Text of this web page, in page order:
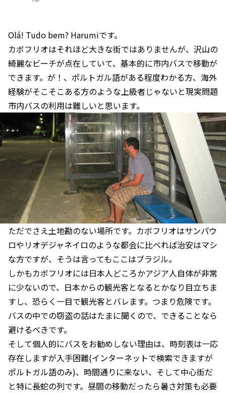
Olá! Tudo bem? Harumiです。
カボフリオはそれほど大きな街ではありませんが、沢山の
綺麗なビーチが点在していて、基本的に市内バスで移動が
できます。が！、ポルトガル語がある程度わかる方、海外
経験がそこそこある方のような上級者じゃないと現実問題
市内バスの利用は難しいと思います。
ただでさえ土地勘のない場所です。カボフリオはサンパウ
ロやリオデジャネイロのような都会に比べれば治安はマシ
な方ですが、そうは言ってもここはブラジル。
しかもカボフリオには日本人どころかアジア人自体が非常
に少ないので、日本からの観光客となるとかなり目立ちま
すし、恐らく一目で観光客とバレます。つまり危険です。
バスの中での窃盗の話はたまに聞くので、できることなら
避けるべきです。
そして個人的にバスをお勧めしない理由は、時刻表は一応
存在しますが入手困難(インターネットで検索できますが
ポルトガル語のみ)、時間通りに来ない、そして中心街だ
と特に長蛇の列です。昼間の移動だったら暑さ対策も必要